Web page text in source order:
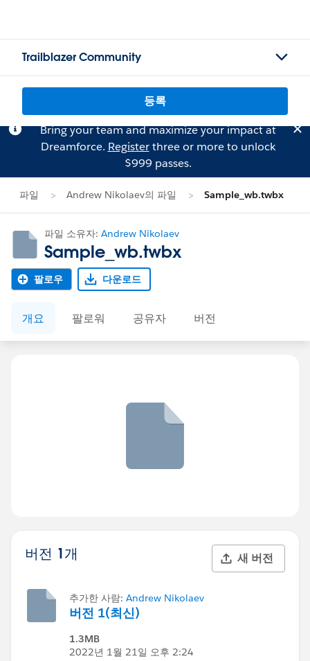
Trailblazer Community
등록
Bring your team and maximize your impact at
Dreamforce. Registerthree or more to unlock
$999 passes.
파일 Andrew Nikolaev의 파일 Sample_wb.twbx
파일 소유자: Andrew Nikolaev
Sample_wb.twbx
팔로우 다운로드
개요 팔로워 공유자 버전
버전 1개 새 버전
추가한 사람: Andrew Nikolaev
버전 1(최신)
1.3MB
2022년 1월 21일 오후 2:24